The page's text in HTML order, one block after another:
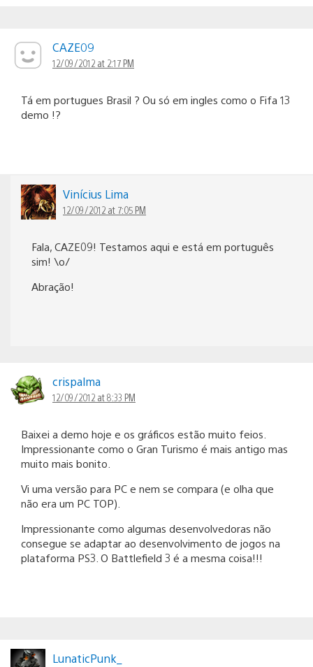
CAZE09
12/09/2012 at 2:17 PM
Tá em portugues Brasil ? Ou só em ingles como o Fifa 13
demo !?
Vinícius Lima
12/09/2012 at 7:05 PM
Fala, CAZE09! Testamos aqui e está em português
sim! \o/
Abração!
crispalma
12/09/2012 at 8:33 PM
Baixei a demo hoje e os gráficos estão muito feios.
Impressionante como o Gran Turismo é mais antigo mas
muito mais bonito.
Vi uma versão para PC e nem se compara (e olha que
não era um PC TOP).
Impressionante como algumas desenvolvedoras não
consegue se adaptar ao desenvolvimento de jogos na
plataforma PS3. O Battlefield 3 é a mesma coisa!!!
LunaticPunk_